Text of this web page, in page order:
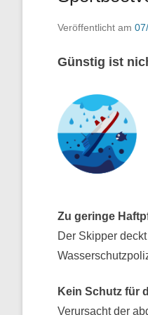
Veröffentlicht am
Günstig ist
Zu geringe
Der Skipper
Kein Schutz für
Verursacht der